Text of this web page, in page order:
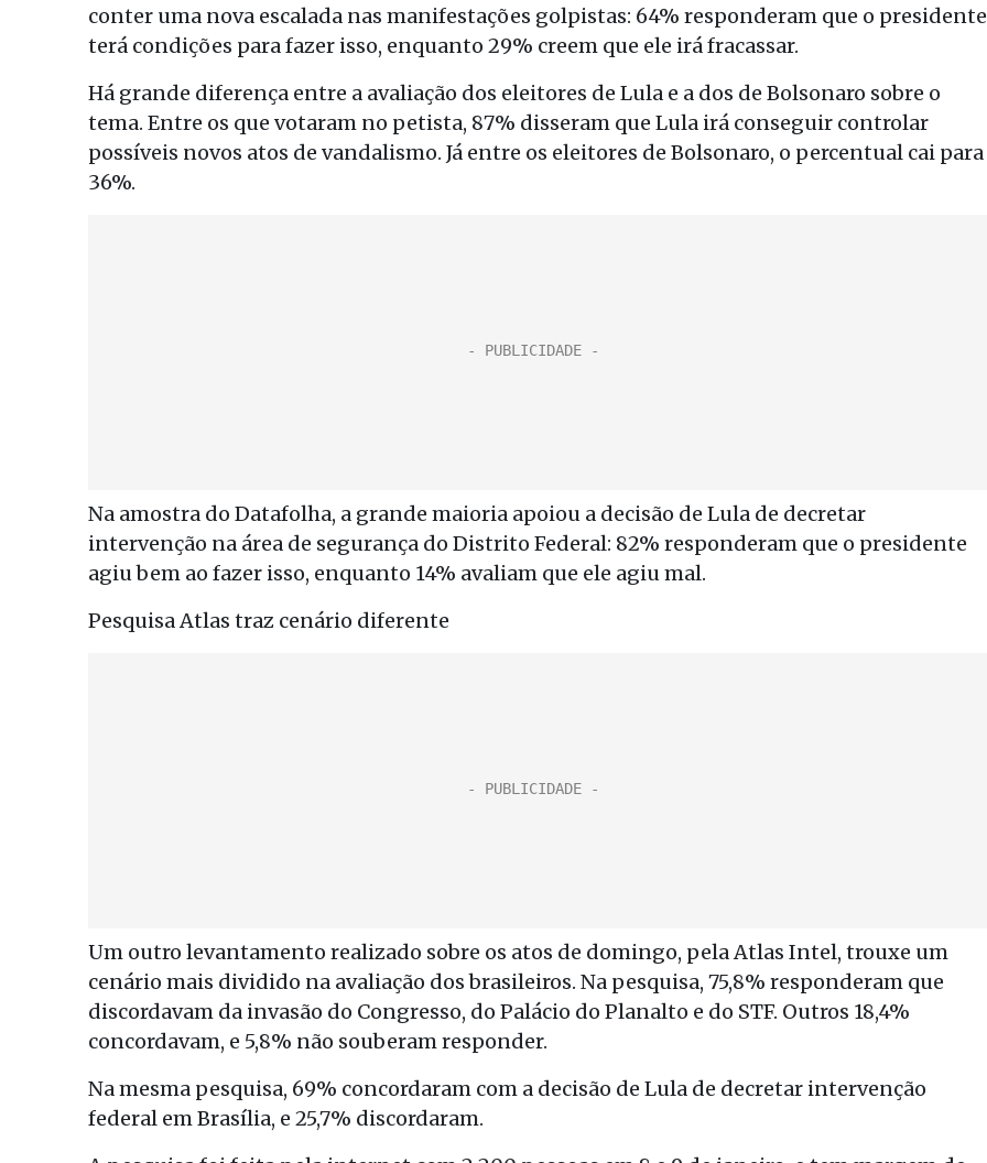
conter uma nova escalada nas manifestações golpistas: 64% responderam que o presidente
terá condições para fazer isso, enquanto 29% creem que ele irá fracassar.
Há grande diferença entre a avaliação dos eleitores de Lula e a dos de Bolsonaro sobre o
tema. Entre os que votaram no petista, 87% disseram que Lula irá conseguir controlar
possíveis novos atos de vandalismo. Já entre os eleitores de Bolsonaro, o percentual cai para
36%.
Na amostra do Datafolha, a grande maioria apoiou a decisão de Lula de decretar
intervenção na área de segurança do Distrito Federal: 82% responderam que o presidente
agiu bem ao fazer isso, enquanto 14% avaliam que ele agiu mal.
Pesquisa Atlas traz cenário diferente
Um outro levantamento realizado sobre os atos de domingo, pela Atlas Intel, trouxe um
cenário mais dividido na avaliação dos brasileiros. Na pesquisa, 75,8% responderam que
discordavam da invasão do Congresso, do Palácio do Planalto e do STF. Outros 18,4%
concordavam, e 5,8% não souberam responder.
Na mesma pesquisa, 69% concordaram com a decisão de Lula de decretar intervenção
federal em Brasília, e 25,7% discordaram.